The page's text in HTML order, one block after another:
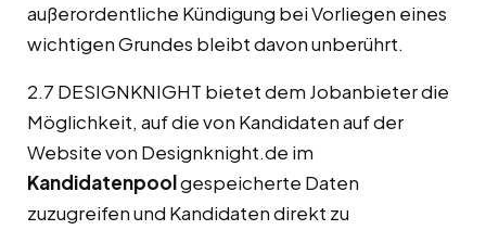
außerordentliche Kündigung bei Vorliegen eines
wichtigen Grundes bleibt davon unberührt.
2.7 DESIGNKNIGHT bietet dem Jobanbieter die
Möglichkeit, auf die von Kandidaten auf der
Website von Designknight.de im
Kandidatenpoolgespeicherte Daten
zuzugreifen und Kandidaten direkt zu